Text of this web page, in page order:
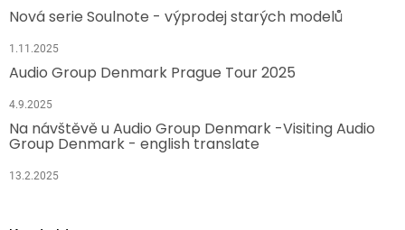
Nová serie Soulnote - výprodej starých modelů
1.11.2025
Audio Group Denmark Prague Tour 2025
4.9.2025
Na návštěvě u Audio Group Denmark -Visiting Audio
Group Denmark - english translate
13.2.2025